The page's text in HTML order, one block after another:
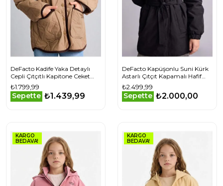
DeFacto Kadife Yaka Detaylı
Cepli Çıtçıtlı Kapitone Ceket
Mont
₺1.799,99
Sepette ₺1.439,99
DeFacto Kapüşonlu Suni Kürk
Astarlı Çıtçıt Kapamalı Hafif
Uzun Yağmurluk Kız Çocuk
₺2.499,99
Sepette ₺2.000,00
KARGO
BEDAVA!
KARGO
BEDAVA!